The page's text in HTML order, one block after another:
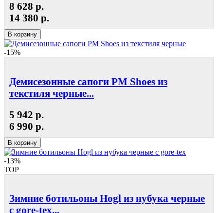
8 628 р.
14 380 р.
В корзину
-15%
Демисезонные сапоги РМ Shoes из
текстиля черные...
5 942 р.
6 990 р.
В корзину
-13%
TOP
Зимние ботильоны Hogl из нубука черные
с gore-tex...